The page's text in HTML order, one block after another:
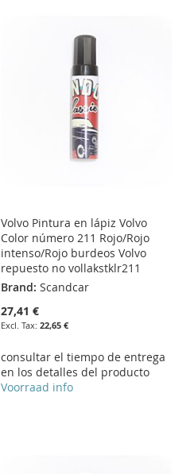
Volvo Pintura en lápiz Volvo
Color número 211 Rojo/Rojo
intenso/Rojo burdeos Volvo
repuesto no vollakstklr211
Brand: Scandcar
27,41 €
22,65 €
consultar el tiempo de entrega
en los detalles del producto
Voorraad info